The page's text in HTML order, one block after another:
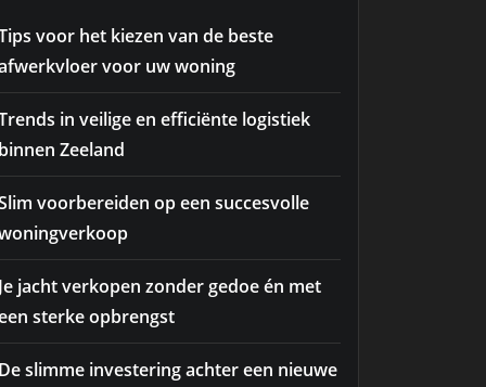
voor het kiezen van de beste
voor uw woning
in veilige en efficiënte logistiek
Zeeland
voorbereiden op een succesvolle
jacht verkopen zonder gedoe én met
sterke opbrengst
slimme investering achter een nieuwe